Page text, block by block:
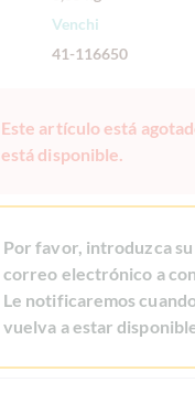
Venchi
41-116650
Este artículo está
está disponible.
Por favor, introduzca
correo electrónico a
Le notificaremos
vuelva a estar